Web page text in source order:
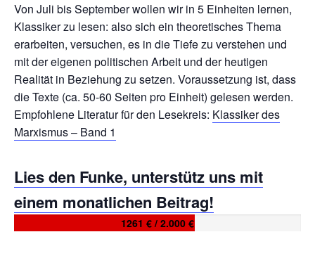
Von Juli bis September wollen wir in 5 Einheiten lernen,
Klassiker zu lesen: also sich ein theoretisches Thema
erarbeiten, versuchen, es in die Tiefe zu verstehen und
mit der eigenen politischen Arbeit und der heutigen
Realität in Beziehung zu setzen. Voraussetzung ist, dass
die Texte (ca. 50-60 Seiten pro Einheit) gelesen werden.
Empfohlene Literatur für den Lesekreis: Klassiker des
Marxismus – Band 1
Lies den Funke, unterstütz uns mit
einem monatlichen Beitrag!
1261 € / 2.000 €